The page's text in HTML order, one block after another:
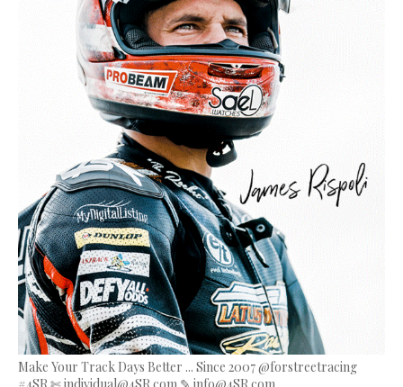
Make Your Track Days Better ... Since 2007 @forstreetracing